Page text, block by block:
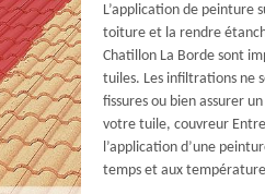
L’application de peinture
toiture et la rendre
Chatillon La Borde sont
tuiles. Les infiltrations ne
fissures ou bien assurer
votre tuile, couvreur
l’application d’une
temps et aux